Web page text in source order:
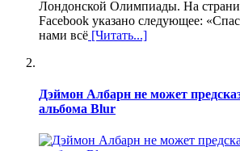
Лондонской Олимпиады. На
Facebook указано следующее:
нами всё [Читать...]
Дэймон Албарн не может
альбома Blur